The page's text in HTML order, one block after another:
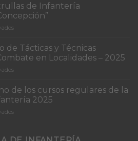
de Infantería
Patrullas
de
Infantería
Concepción”
de Tácticas y Técnicas
en Localidades – 2025
del
Curso
de
Tácticas
Aplicativas
de los cursos regulares de la
2025
terreno